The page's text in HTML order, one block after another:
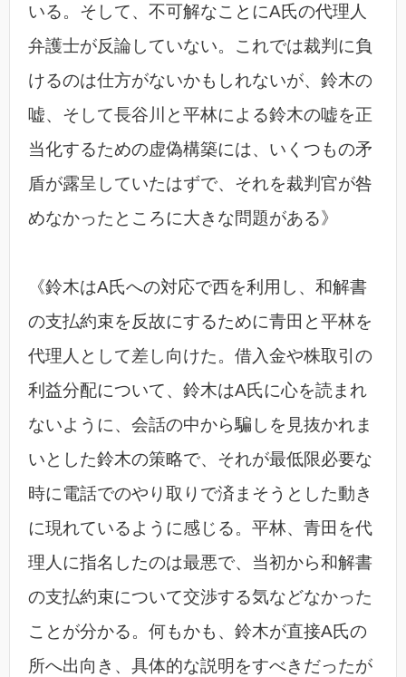
いる。そして、不可解なことにA氏の代理人
弁護士が反論していない。これでは裁判に負
けるのは仕方がないかもしれないが、鈴木の
嘘、そして長谷川と平林による鈴木の嘘を正
当化するための虚偽構築には、いくつもの矛
盾が露呈していたはずで、それを裁判官が咎
めなかったところに大きな問題がある》
《鈴木はA氏への対応で西を利用し、和解書
の支払約束を反故にするために青田と平林を
代理人として差し向けた。借入金や株取引の
利益分配について、鈴木はA氏に心を読まれ
ないように、会話の中から騙しを見抜かれま
いとした鈴木の策略で、それが最低限必要な
時に電話でのやり取りで済まそうとした動き
に現れているように感じる。平林、青田を代
理人に指名したのは最悪で、当初から和解書
の支払約束について交渉する気などなかった
ことが分かる。何もかも、鈴木が直接A氏の
所へ出向き、具体的な説明をすべきだったが